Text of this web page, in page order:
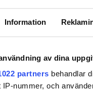
Information
av dina
partners behandlar
nummer, och